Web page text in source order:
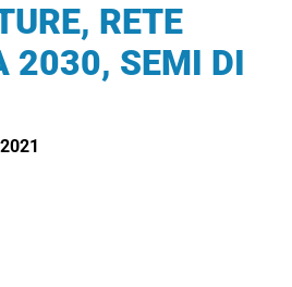
RETE
2030, SEMI DI